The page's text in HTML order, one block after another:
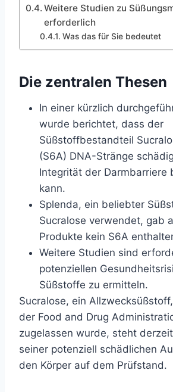
Weitere Studien zu
erforderlich
Was das für Sie bedeutet
Die zentralen Thesen
In einer kürzlich
wurde berichtet, dass der
Süßstoffbestandteil
(S6A) DNA-Stränge
Integrität der Darmbarriere
kann.
Splenda, ein beliebter
Sucralose verwendet, gab
Produkte kein S6A
Weitere Studien sind
potenziellen
Süßstoffe zu ermitteln.
Sucralose, ein
der Food and Drug
zugelassen wurde, steht
seiner potenziell schädlichen
den Körper auf dem Prüfstand.